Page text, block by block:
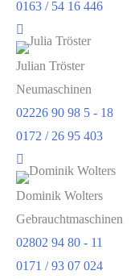
0163 / 54 16 446
Julian Tröster
Neumaschinen
02226 90 98 5 - 18
0172 / 26 95 403
Dominik Wolters
Gebrauchtmaschinen
02802 94 80 - 11
0171 / 93 07 024